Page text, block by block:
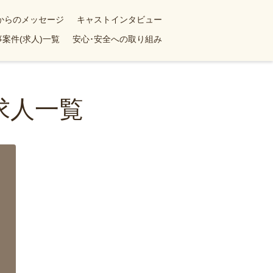
らのメッセージ
キャストインタビュー
案件(求人)一覧 安心･安全への取り組み
人一覧